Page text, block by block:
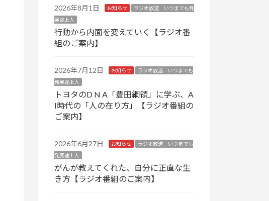
2026年8月1日 お知らせ
ラジオ放送 いつまでも発
展途上人
行動から内面を変えていく【ラジオ番
組のご案内】
2026年7月12日 お知らせ
ラジオ放送 いつまでも
発展途上人
トヨタのD N A「豊田綱領」に学ぶ、A
I時代の「人の在り方」【ラジオ番組の
ご案内】
2026年6月27日 お知らせ
ラジオ放送 いつまでも
発展途上人
がんが教えてくれた、自分に正直な生
き方【ラジオ番組のご案内】